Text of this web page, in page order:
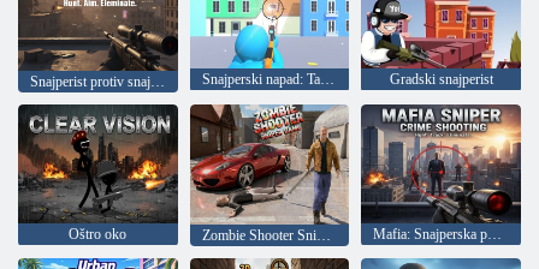
Snajperski napad: Target Blitz Gradski snajperist
Oštro oko Zombie Shooter Sniper Igra Mafia: Snajperska pucnjava za kriminalce